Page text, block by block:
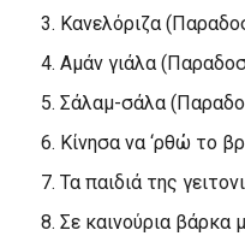
3. Κανελόριζα
4. Αμάν γιάλα
5. Σάλαμ-σάλα
6. Κίνησα να ‘ρθώ το
7. Τα παιδιά της
8. Σε καινούρια